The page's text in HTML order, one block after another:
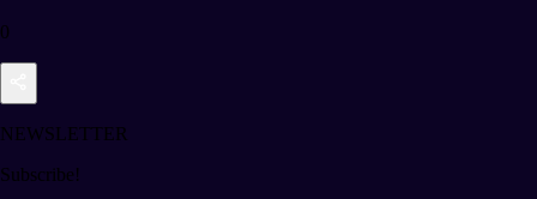
0
NEWSLETTER
Subscribe!